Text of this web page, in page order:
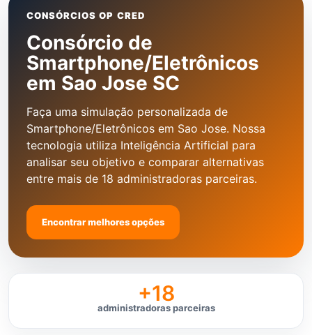
CONSÓRCIOS OP CRED
Consórcio de
Smartphone/Eletrônicos
em Sao Jose SC
Faça uma simulação personalizada de
Smartphone/Eletrônicos em Sao Jose. Nossa
tecnologia utiliza Inteligência Artificial para
analisar seu objetivo e comparar alternativas
entre mais de 18 administradoras parceiras.
Encontrar melhores opções
+18
administradoras parceiras